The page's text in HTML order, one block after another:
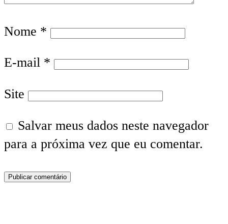
Nome *
E-mail *
Site
Salvar meus dados neste navegador
para a próxima vez que eu comentar.